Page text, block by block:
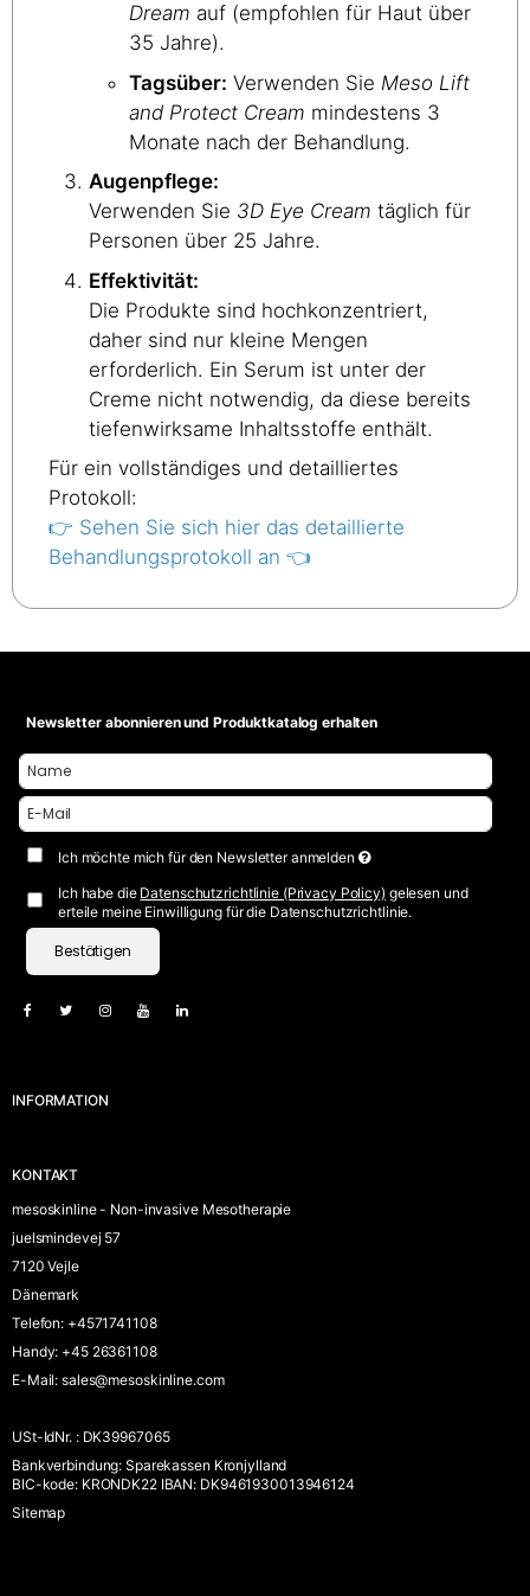
Dream auf (empfohlen für Haut über
35 Jahre).
Tagsüber: Verwenden Sie Meso Lift
and Protect Cream mindestens 3
Monate nach der Behandlung.
Augenpflege:
Verwenden Sie 3D Eye Cream täglich für
Personen über 25 Jahre.
Effektivität:
Die Produkte sind hochkonzentriert,
daher sind nur kleine Mengen
erforderlich. Ein Serum ist unter der
Creme nicht notwendig, da diese bereits
tiefenwirksame Inhaltsstoffe enthält.
Für ein vollständiges und detailliertes
Protokoll:
👉 Sehen Sie sich hier das detaillierte
Behandlungsprotokoll an 👈
Newsletter abonnieren und Produktkatalog erhalten
Ich möchte mich für den Newsletter anmelden
Ich habe die Datenschutzrichtlinie (Privacy Policy) gelesen und
erteile meine Einwilligung für die Datenschutzrichtlinie.
Bestätigen
INFORMATION
KONTAKT
mesoskinline - Non-invasive Mesotherapie
juelsmindevej 57
7120 Vejle
Dänemark
Telefon: +4571741108
Handy: +45 26361108
E-Mail: sales@mesoskinline.com
USt-IdNr. :DK39967065
Bankverbindung: Sparekassen Kronjylland
BIC-kode: KRONDK22 IBAN: DK9461930013946124
Sitemap